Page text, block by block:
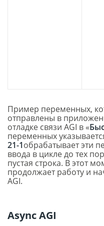
Пример переменных,
отправлены в
отладке связи AGI в «
переменных
21-1обрабатывает эти
ввода в цикле до тех
пустая строка. В этот
продолжает работу и
AGI.
Async AGI